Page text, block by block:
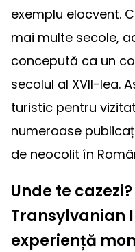
exemplu elocvent.
mai multe secole,
concepută ca un
secolul al XVII-lea.
turistic pentru
numeroase
de neocolit în
Unde te
Transylvanian
experiență